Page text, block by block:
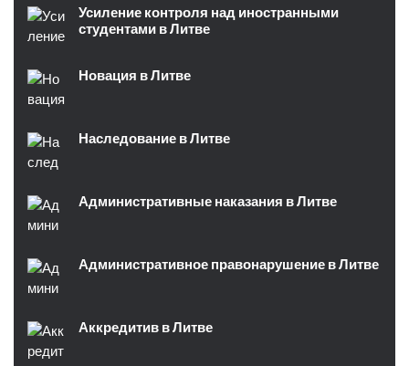
Усиление контроля над иностранными
студентами в Литве
Новация в Литве
Наследование в Литве
Административные наказания в Литве
Административное правонарушение в Литве
Аккредитив в Литве